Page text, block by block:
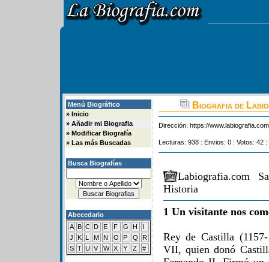
Menú Biográfico
» Inicio
» Añadir mi Biografia
» Modificar Biografía
» Las más Buscadas
Busca Biografías
Abecedario
A B C D E F G H
I
J
K L M N O P Q
R
S T U V W X Y Z #
Biografia de
Dirección: https://
Lecturas: 938 : Envios: 0 : Votos: 42
Labiografia.com
Historia
1 Un visitante nos
Rey de Castilla
VII, quien donó